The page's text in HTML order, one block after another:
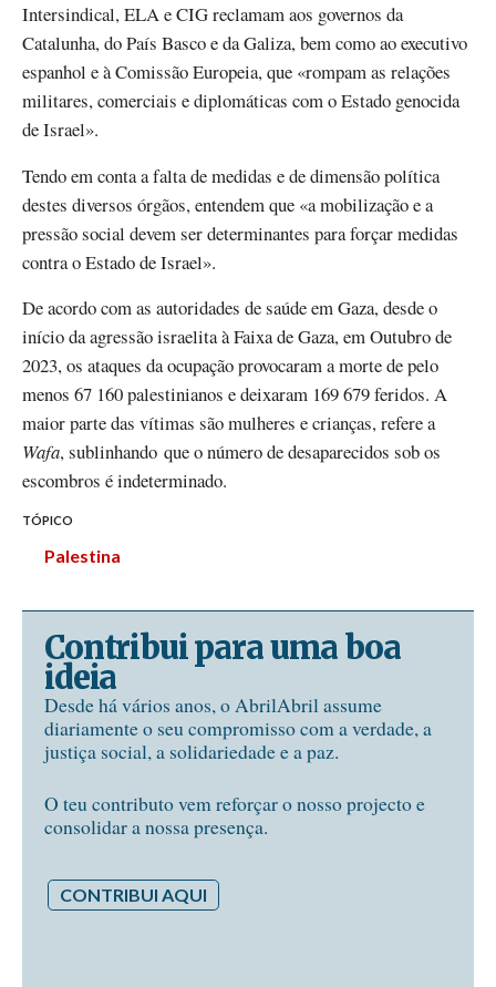
Intersindical, ELA e CIG reclamam aos governos da
Catalunha, do País Basco e da Galiza, bem como ao executivo
espanhol e à Comissão Europeia, que «rompam as relações
militares, comerciais e diplomáticas com o Estado genocida
de Israel».
Tendo em conta a falta de medidas e de dimensão política
destes diversos órgãos, entendem que «a mobilização e a
pressão social devem ser determinantes para forçar medidas
contra o Estado de Israel».
De acordo com as autoridades de saúde em Gaza, desde o
início da agressão israelita à Faixa de Gaza, em Outubro de
2023, os ataques da ocupação provocaram a morte de pelo
menos 67 160 palestinianos e deixaram 169 679 feridos. A
maior parte das vítimas são mulheres e crianças, refere a
Wafa, sublinhando que o número de desaparecidos sob os
escombros é indeterminado.
TÓPICO
Palestina
Contribui para uma boa
ideia
Desde há vários anos, o AbrilAbril assume
diariamente o seu compromisso com a verdade, a
justiça social, a solidariedade e a paz.
O teu contributo vem reforçar o nosso projecto e
consolidar a nossa presença.
CONTRIBUI AQUI